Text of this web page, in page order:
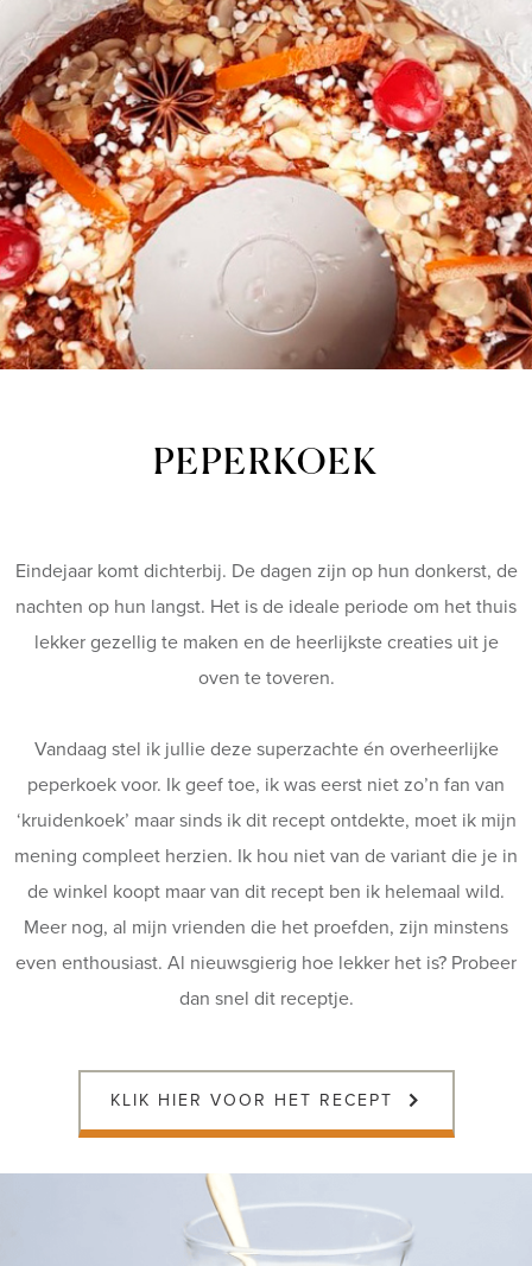
PEPERKOEK
Eindejaar komt dichterbij. De dagen zijn op hun donkerst, de
nachten op hun langst. Het is de ideale periode om het thuis
lekker gezellig te maken en de heerlijkste creaties uit je
oven te toveren.
Vandaag stel ik jullie deze superzachte én overheerlijke
peperkoek voor. Ik geef toe, ik was eerst niet zo’n fan van
‘kruidenkoek’ maar sinds ik dit recept ontdekte, moet ik mijn
mening compleet herzien. Ik hou niet van de variant die je in
de winkel koopt maar van dit recept ben ik helemaal wild.
Meer nog, al mijn vrienden die het proefden, zijn minstens
even enthousiast. Al nieuwsgierig hoe lekker het is? Probeer
dan snel dit receptje.
KLIK HIER VOOR HET RECEPT